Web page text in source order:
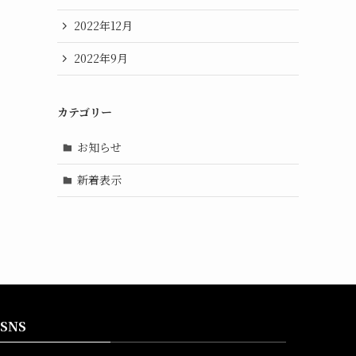
2022年12月
2022年9月
カテゴリー
お知らせ
新着表示
SNS